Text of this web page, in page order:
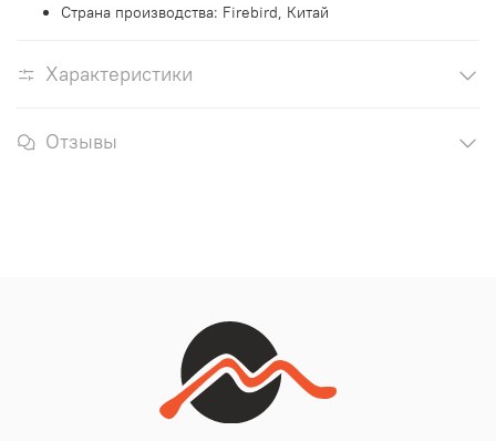
Страна производства: Firebird, Китай
Характеристики
Отзывы